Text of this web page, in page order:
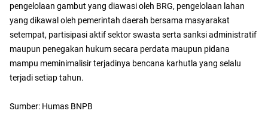
pengelolaan gambut yang diawasi oleh BRG, pengelolaan lahan
yang dikawal oleh pemerintah daerah bersama masyarakat
setempat, partisipasi aktif sektor swasta serta sanksi administratif
maupun penegakan hukum secara perdata maupun pidana
mampu meminimalisir terjadinya bencana karhutla yang selalu
terjadi setiap tahun.
Sumber: Humas BNPB